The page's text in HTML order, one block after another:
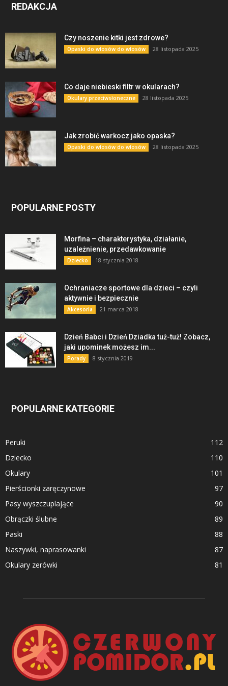
REDAKCJA
Czy noszenie kitki jest zdrowe?
Opaski do włosów do włosów 28 listopada 2025
Co daje niebieski filtr w okularach?
Okulary przeciwsłoneczne 28 listopada 2025
Jak zrobić warkocz jako opaska?
Opaski do włosów do włosów 28 listopada 2025
POPULARNE POSTY
Morfina – charakterystyka, działanie,
uzależnienie, przedawkowanie
Dziecko 18 stycznia 2018
Ochraniacze sportowe dla dzieci – czyli
aktywnie i bezpiecznie
Akcesoria 21 marca 2018
Dzień Babci i Dzień Dziadka tuż-tuż! Zobacz,
jaki upominek możesz im...
Porady 8 stycznia 2019
POPULARNE KATEGORIE
Peruki
112
Dziecko
110
Okulary
101
Pierścionki zaręczynowe
97
Pasy wyszczuplające
90
Obrączki ślubne
89
Paski
88
Naszywki, naprasowanki
87
Okulary zerówki
81